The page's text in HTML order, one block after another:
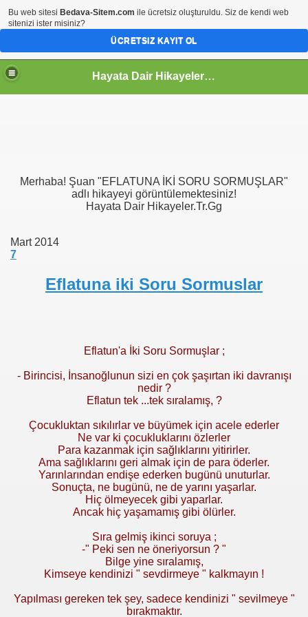
Hayata Dair Hikayeler | Hayata Bakışınız Değişecek
Merhaba! Şuan "EFLATUNA İKİ SORU SORMUŞLAR"
adlı hikayeyi görüntülemektesiniz!
Hayata Dair Hikayeler.Tr.Gg
Mart 2014
7
Eflatuna iki Soru Sormuslar
Eflatun'a İki Soru Sormuşlar ;
- Birincisi, İnsanoğlunun sizi en çok şaşırtan iki davranışı
nedir ?
Eflatun tek ...tek sıralamış, ?
Çocukluktan sıkılırlar ve büyümek için acele ederler
Ne var ki çocukluklarını özlerler
Para kazanmak için sağlıklarını yitirirler.
Ama sağlıklarını geri almak için de para öderler.
Yarınlarından endişe ederken bugünü unuturlar.
Sonuçta, ne bugünü, ne de yarını yaşarlar.
Hiç ölmeyecek gibi yaparlar.
Ancak hiç yaşamamış gibi ölürler.
Sıra gelmiş ikinci soruya ;
-" Peki sen ne öneriyorsun ? "
Bilge yine sıralamış,
Kimseye kendinizi " sevdirmeye " kalkmayın !
Yapılması gereken tek şey, sadece kendinizi " sevilmeye "
bırakmaktır.
Bu web sitesi Bedava-Sitem.com ile ücretsiz oluşturuldu. Siz de kendi web
sitenizi ister misiniz?
ÜCRETSIZ KAYIT OL